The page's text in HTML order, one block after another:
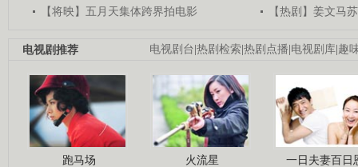
【将映】五月天集体跨界拍电影
【热剧】姜文马
电视剧台|热剧检索|热剧点播|电视剧库|趣
电视剧推荐
跑马场 火流星 一日夫妻百日